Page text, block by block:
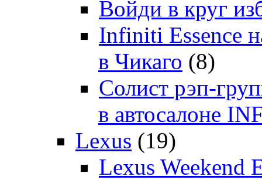
Войди в круг
Infiniti Essence
в Чикаго (8)
Солист рэп-
в автосалоне
Lexus (19)
Lexus Weekend